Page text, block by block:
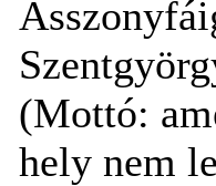
(Mottó:
hely nem